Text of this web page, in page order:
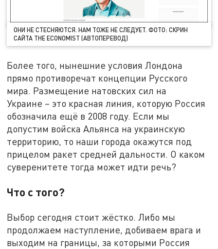
ОНИ НЕ СТЕСНЯЮТСЯ. НАМ ТОЖЕ НЕ СЛЕДУЕТ. ФОТО: СКРИН
САЙТА THE ECONOMIST (АВТОПЕРЕВОД)
Более того, нынешние условия Лондона
прямо противоречат концепции Русского
мира. Размещение натовских сил на
Украине – это красная линия, которую Россия
обозначила ещё в 2008 году. Если мы
допустим войска Альянса на украинскую
территорию, то наши города окажутся под
прицелом ракет средней дальности. О каком
суверенитете тогда может идти речь?
Что с того?
Выбор сегодня стоит жёстко. Либо мы
продолжаем наступление, добиваем врага и
выходим на границы, за которыми Россия